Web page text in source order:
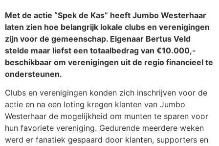
Met de actie “Spek de Kas” heeft Jumbo Westerhaar
laten zien hoe belangrijk lokale clubs en verenigingen
zijn voor de gemeenschap. Eigenaar Bertus Veld
stelde maar liefst een totaalbedrag van €10.000,-
beschikbaar om verenigingen uit de regio financieel te
ondersteunen.
Clubs en verenigingen konden zich inschrijven voor de
actie en na een loting kregen klanten van Jumbo
Westerhaar de mogelijkheid om munten te sparen voor
hun favoriete vereniging. Gedurende meerdere weken
werd er fanatiek gespaard door klanten, supporters en